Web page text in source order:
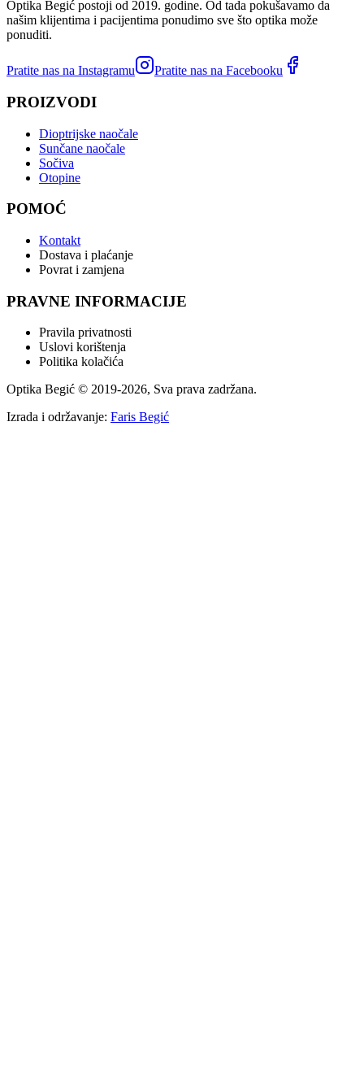
Optika Begić postoji od 2019. godine. Od tada pokušavamo da
našim klijentima i pacijentima ponudimo sve što optika može
ponuditi.
Pratite nas na Instagramu Pratite nas na Facebooku
PROIZVODI
Dioptrijske naočale
Sunčane naočale
Sočiva
Otopine
POMOĆ
Kontakt
Dostava i plaćanje
Povrat i zamjena
PRAVNE INFORMACIJE
Pravila privatnosti
Uslovi korištenja
Politika kolačića
Optika Begić © 2019-2026, Sva prava zadržana.
Izrada i održavanje: Faris Begić